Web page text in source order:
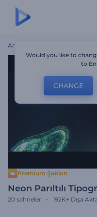
Ana Sayfa
Premium Şablon
Neon Parıltılı
20 sahneler 192K+ Dışa
Would you like to
to
CHANGE